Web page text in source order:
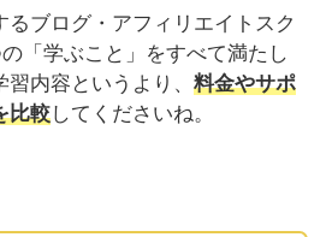
るブログ・アフィリエイトスク
「学ぶこと」をすべて満たし
内容というより、 料金やサポ
比較してくださいね。